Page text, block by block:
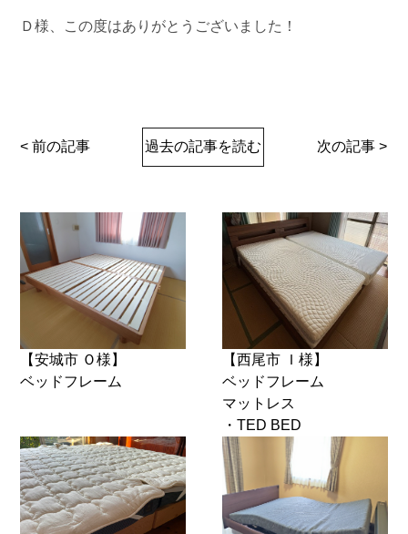
Ｄ様、この度はありがとうございました！
< 前の記事 過去の記事を読む 次の記事 >
【安城市 Ｏ様】
ベッドフレーム
【西尾市 Ｉ様】
ベッドフレーム
マットレス
・TED BED